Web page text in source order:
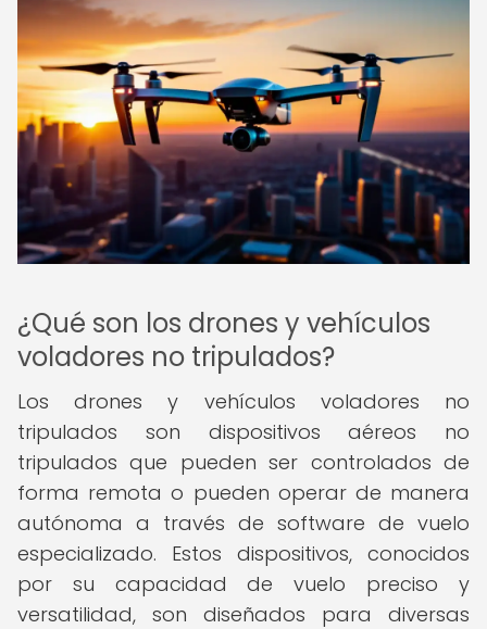
¿Qué son los drones y vehículos
voladores no tripulados?
Los drones y vehículos voladores no
tripulados son dispositivos aéreos no
tripulados que pueden ser controlados de
forma remota o pueden operar de manera
autónoma a través de software de vuelo
especializado. Estos dispositivos, conocidos
por su capacidad de vuelo preciso y
versatilidad, son diseñados para diversas